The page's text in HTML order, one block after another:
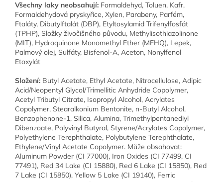
Všechny laky neobsahují: Formaldehyd, Toluen, Kafr,
Formaldehydová pryskyřice, Xylen, Parabeny, Parfém,
Ftaláty, Dibutylftalát (DBP), Etyltosylamid Trifenylfosfát
(TPHP), Složky živočišného původu, Methylisothiazolinone
(MIT), Hydroquinone Monomethyl Ether (MEHQ), Lepek,
Palmový olej, Sulfáty, Bisfenol-A, Aceton, Nonylfenol
Etoxylát
Složení: Butyl Acetate, Ethyl Acetate, Nitrocellulose, Adipic
Acid/Neopentyl Glycol/Trimellitic Anhydride Copolymer,
Acetyl Tributyl Citrate, Isopropyl Alcohol, Acrylates
Copolymer, Stearalkonium Bentonite, n-Butyl Alcohol,
Benzophenone-1, Silica, Alumina, Trimethylpentanediyl
Dibenzoate, Polyvinyl Butyral, Styrene/Acrylates Copolymer,
Polyethylene Terephthalate, Polybutylene Terephthalate,
Ethylene/Vinyl Acetate Copolymer. Může obsahovat:
Aluminum Powder (CI 77000), Iron Oxides (CI 77499, CI
77491), Red 34 Lake (CI 15880), Red 6 Lake (CI 15850), Red
7 Lake (CI 15850), Yellow 5 Lake (CI 19140), Ferric